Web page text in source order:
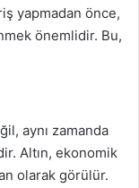
yapmadan önce,
önemlidir. Bu,
aynı zamanda
Altın, ekonomik
olarak görülür.